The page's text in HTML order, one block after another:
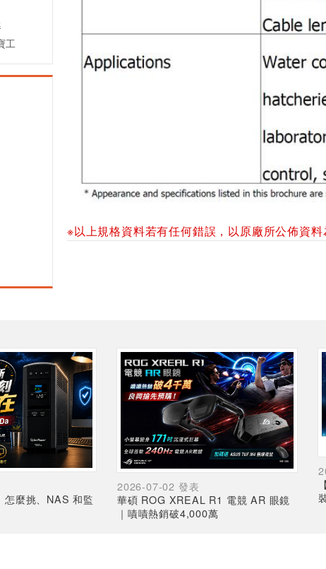
工
※以上規格資料若有任何錯誤，以原廠所公佈資料
麼挑、NAS 和監
2026-07-02 發表
華碩 ROG XREAL R1 電競 AR 眼鏡
｜嘖嘖熱銷破4,000萬